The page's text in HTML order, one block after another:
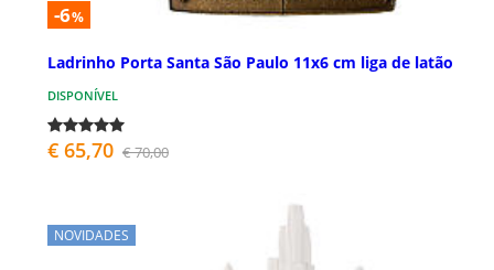
-6%
Ladrinho Porta Santa São Paulo 11x6 cm liga de latão
DISPONÍVEL
€ 65,70 € 70,00
NOVIDADES